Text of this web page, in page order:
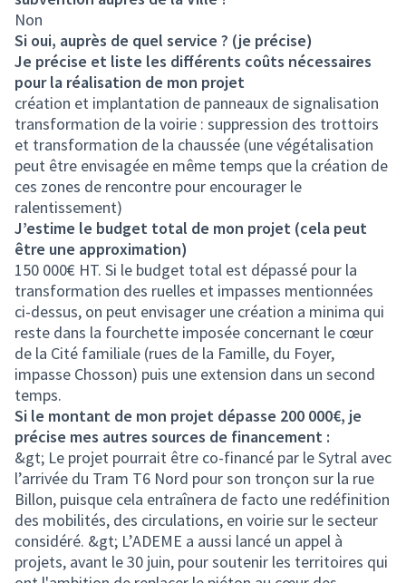
Non
Si oui, auprès de quel service ? (je précise)
Je précise et liste les différents coûts nécessaires
pour la réalisation de mon projet
création et implantation de panneaux de signalisation
transformation de la voirie : suppression des trottoirs
et transformation de la chaussée (une végétalisation
peut être envisagée en même temps que la création de
ces zones de rencontre pour encourager le
ralentissement)
J’estime le budget total de mon projet (cela peut
être une approximation)
150 000€ HT. Si le budget total est dépassé pour la
transformation des ruelles et impasses mentionnées
ci-dessus, on peut envisager une création a minima qui
reste dans la fourchette imposée concernant le cœur
de la Cité familiale (rues de la Famille, du Foyer,
impasse Chosson) puis une extension dans un second
temps.
Si le montant de mon projet dépasse 200 000€, je
précise mes autres sources de financement :
&gt; Le projet pourrait être co-financé par le Sytral avec
l’arrivée du Tram T6 Nord pour son tronçon sur la rue
Billon, puisque cela entraînera de facto une redéfinition
des mobilités, des circulations, en voirie sur le secteur
considéré. &gt; L’ADEME a aussi lancé un appel à
projets, avant le 30 juin, pour soutenir les territoires qui